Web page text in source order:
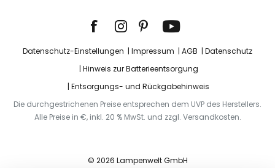
Datenschutz-Einstellungen Impressum AGB
Datenschutz
Hinweis zur Batterieentsorgung
Entsorgungs- und Rückgabehinweis
Die durchgestrichenen Preise entsprechen dem UVP des Herstellers.
Alle Preise in €, inkl. 20 % MwSt. und zzgl. Versandkosten.
© 2026 Lampenwelt GmbH